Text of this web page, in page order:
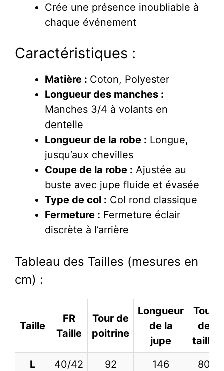
Crée une présence inoubliable à
chaque événement
Caractéristiques :
Matière : Coton, Polyester
Longueur des manches :
Manches 3/4 à volants en
dentelle
Longueur de la robe : Longue,
jusqu’aux chevilles
Coupe de la robe : Ajustée au
buste avec jupe fluide et évasée
Type de col : Col rond classique
Fermeture : Fermeture éclair
discrète à l’arrière
Tableau des Tailles (mesures en
cm) :
Taille
FR
Taille
Tour de
poitrine
Longueur
de la
jupe
Tour
de
taille
L
40/42 92 146
80